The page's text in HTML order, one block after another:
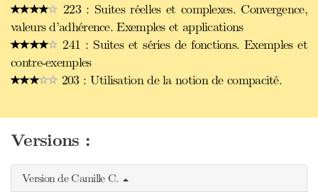
223 : Suites réelles et complexes. Convergence,
valeurs d’adhérence. Exemples et applications
241 : Suites et séries de fonctions. Exemples et
contre-exemples
203 : Utilisation de la notion de compacité.
Versions :
Version de Camille C.